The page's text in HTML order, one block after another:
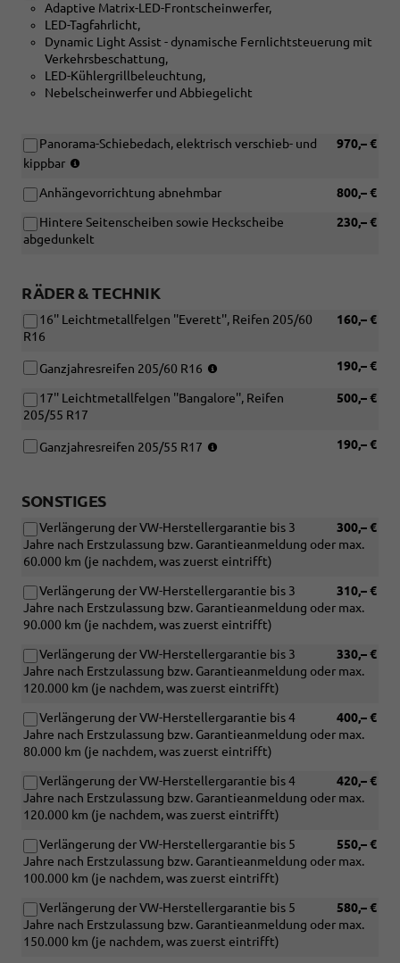
Adaptive Matrix-LED-Frontscheinwerfer,
LED-Tagfahrlicht,
Dynamic Light Assist - dynamische Fernlichtsteuerung mit
Verkehrsbeschattung,
LED-Kühlergrillbeleuchtung,
Nebelscheinwerfer und Abbiegelicht
970,– €
Panorama-Schiebedach, elektrisch verschieb- und
kippbar
entfällt
der
Wahl
800,– €
Anhängevorrichtung abnehmbar
230,– €
Hintere Seitenscheiben sowie Heckscheibe
abgedunkelt
RÄDER & TECHNIK
160,– €
16'' Leichtmetallfelgen ''Everett'', Reifen 205/60
R16
190,– €
Ganzjahresreifen 205/60 R16
Verbindung
500,– €
17'' Leichtmetallfelgen ''Bangalore'', Reifen
205/55 R17
190,– €
Ganzjahresreifen 205/55 R17
17''
Leichtmetallfelgen
''Bangalore'')
SONSTIGES
300,– €
Verlängerung der VW-Herstellergarantie bis 3
Jahre nach Erstzulassung bzw. Garantieanmeldung oder max.
60.000 km (je nachdem, was zuerst eintrifft)
310,– €
Verlängerung der VW-Herstellergarantie bis 3
Jahre nach Erstzulassung bzw. Garantieanmeldung oder max.
90.000 km (je nachdem, was zuerst eintrifft)
330,– €
Verlängerung der VW-Herstellergarantie bis 3
Jahre nach Erstzulassung bzw. Garantieanmeldung oder max.
120.000 km (je nachdem, was zuerst eintrifft)
400,– €
Verlängerung der VW-Herstellergarantie bis 4
Jahre nach Erstzulassung bzw. Garantieanmeldung oder max.
80.000 km (je nachdem, was zuerst eintrifft)
420,– €
Verlängerung der VW-Herstellergarantie bis 4
Jahre nach Erstzulassung bzw. Garantieanmeldung oder max.
120.000 km (je nachdem, was zuerst eintrifft)
550,– €
Verlängerung der VW-Herstellergarantie bis 5
Jahre nach Erstzulassung bzw. Garantieanmeldung oder max.
100.000 km (je nachdem, was zuerst eintrifft)
580,– €
Verlängerung der VW-Herstellergarantie bis 5
Jahre nach Erstzulassung bzw. Garantieanmeldung oder max.
150.000 km (je nachdem, was zuerst eintrifft)